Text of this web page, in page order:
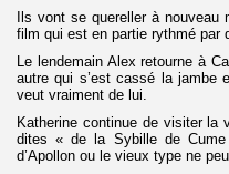
Ils vont se quereller à
film qui est en partie rythmé par
Le lendemain Alex retourne à
autre qui s’est cassé la jambe
veut vraiment de lui.
Katherine continue de visiter
dites « de la Sybille de
d’Apollon ou le vieux type ne